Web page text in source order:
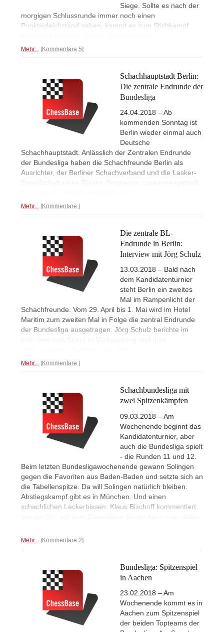
Siege. Sollte es nach der
morgigen Schlussrunde immer noch einen
Punktegleichstand geben, kommt es zum Stichkampf,
Mehr... Kommentare 5
Schachhauptstadt Berlin:
Die zentrale Endrunde der
Bundesliga
24.04.2018 – Ab
kommenden Sonntag ist
Berlin wieder einmal auch
Deutsche
Schachhauptstadt. Anlässlich der Zentralen Endrunde
der Bundesliga haben die Schachfreunde Berlin als
Ausrichter, der Berliner Schachverband und die Lasker-
Gesellschaft einen Riesen-Programm zusammengestellt.
Mehr... Kommentare
Die zentrale BL-
Endrunde in Berlin:
Interview mit Jörg Schulz
13.03.2018 – Bald nach
dem Kandidatenturnier
steht Berlin ein zweites
Mal im Rampenlicht der
Schachfreunde. Vom 29. April bis 1. Mai wird im Hotel
Maritim zum zweiten Mal in Folge die zentral Endrunde
der Bundesliga ausgetragen. Jörg Schulz berichte im
Interview vom Stand er Vorbereitung und dem
Mehr... Kommentare
Schachbundesliga mit
zwei Spitzenkämpfen
09.03.2018 – Am
Wochenende beginnt das
Kandidatenturnier, aber
auch die Bundesliga spielt
- die Runden 11 und 12.
Beim letzten Bundesligawochenende gewann Solingen
gegen die Favoriten aus Baden-Baden und setzte sich an
die Tabellenspitze. Da will Solingen natürlich bleiben.
Abstiegskampf gibt es in München. Und einen
schachlichen Leckerbissen: Klaus Bischoff kommentiert
Mehr... Kommentare 2
Bundesliga: Spitzenspiel
in Aachen
23.02.2018 – Am
Wochenende kommt es in
Aachen zum Spitzenspiel
der beiden Topteams der